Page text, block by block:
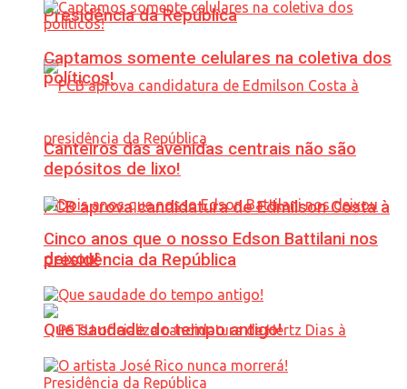
Presidência da República
PCB aprova candidatura de Edmilson Costa à
presidência da República
Captamos somente celulares na coletiva dos
políticos!
Canteiros das avenidas centrais não são
depósitos de lixo!
Cinco anos que o nosso Edson Battilani nos
deixou!
Que saudade do tempo antigo!